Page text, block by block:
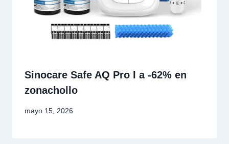
Sinocare Safe AQ Pro I a -62% en
zonachollo
mayo 15, 2026